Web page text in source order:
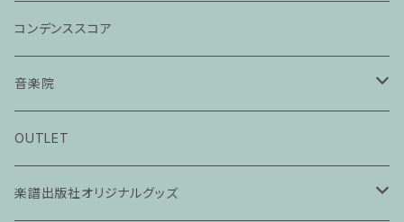
コンデンススコア
音楽院
ピアノ科３０分レッスン
ピアノ科４５分レッスン
OUTLET
楽譜出版社オリジナルグッズ